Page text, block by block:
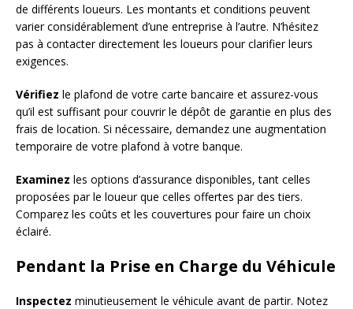
de différents loueurs. Les montants et conditions peuvent
varier considérablement d’une entreprise à l’autre. N’hésitez
pas à contacter directement les loueurs pour clarifier leurs
exigences.
Vérifiez le plafond de votre carte bancaire et assurez-vous
qu’il est suffisant pour couvrir le dépôt de garantie en plus des
frais de location. Si nécessaire, demandez une augmentation
temporaire de votre plafond à votre banque.
Examinez les options d’assurance disponibles, tant celles
proposées par le loueur que celles offertes par des tiers.
Comparez les coûts et les couvertures pour faire un choix
éclairé.
Pendant la Prise en Charge du Véhicule
Inspectez minutieusement le véhicule avant de partir. Notez